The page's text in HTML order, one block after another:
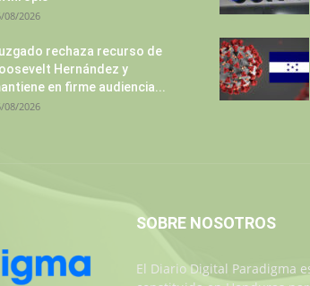
08/2026
rechaza recurso de
Hernández y
en firme audiencia...
08/2026
SOBRE NOSOTROS
El Diario Digital Paradigma